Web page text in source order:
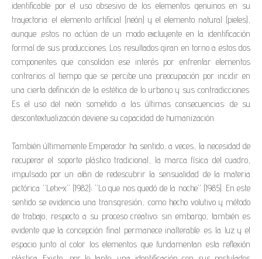
identificable por el uso obsesivo de los elementos genuinos en su
trayectoria: el elemento artificial (neón) y el elemento natural (pieles),
aunque ‚estos no actúan de un modo excluyente en la identificación
formal de sus producciones. Los resultados giran en torno a estos dos
componentes que consolidan ese interés por enfrentar elementos
contrarios al tiempo que se percibe una preocupación por incidir en
una cierta definición de la estética de lo urbano y sus contradicciones.
Es el uso del neón sometido a las últimas consecuencias: de su
descontextualización deviene su capacidad de humanización.
También últimamente Emperador ha sentido, a veces, la necesidad de
recuperar el soporte plástico tradicional, la marca física del cuadro,
impulsado por un afán de redescubrir la sensualidad de la materia
pictórica “Letx=x” (1982); “Lo que nos quedó de la noche” (1985). En este
sentido se evidencia una transgresión, como hecho volutivo y método
de trabajo, respecto a su proceso creativo; sin embargo, también es
evidente que la concepción final permanece inalterable: es la luz y el
espacio junto al color los elementos que fundamentan esta reflexión